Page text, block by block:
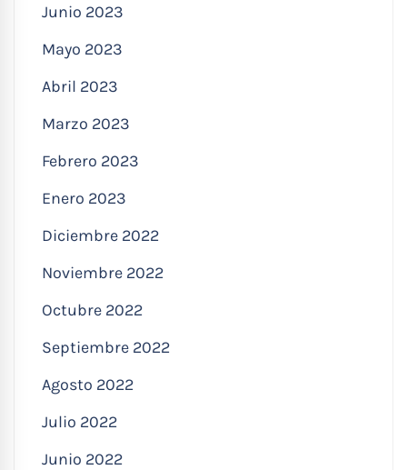
Junio 2023
Mayo 2023
Abril 2023
Marzo 2023
Febrero 2023
Enero 2023
Diciembre 2022
Noviembre 2022
Octubre 2022
Septiembre 2022
Agosto 2022
Julio 2022
Junio 2022